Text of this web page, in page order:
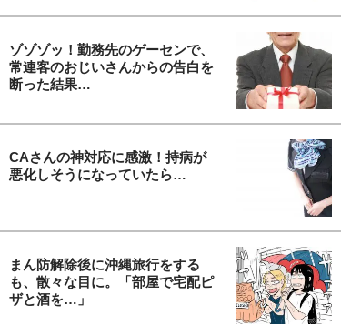
ゾゾゾッ！勤務先のゲーセンで、
常連客のおじいさんからの告白を
断った結果…
CAさんの神対応に感激！持病が
悪化しそうになっていたら…
まん防解除後に沖縄旅行をする
も、散々な目に。「部屋で宅配ピ
ザと酒を…」